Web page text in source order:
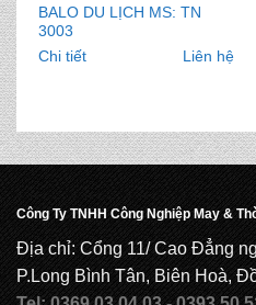
BALO DU LỊCH MS: TN
3003
Chi tiết
Liên hệ
Công Ty TNHH Công Nghiệp May &
Địa chỉ: Cổng 11/ Cao Đẳng
P.Long Bình Tân, Biên Hoà,